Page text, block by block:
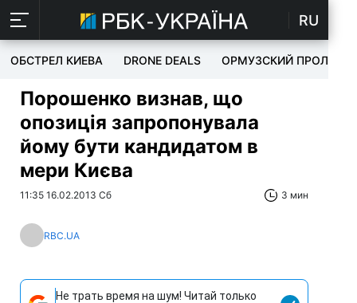
RU
ОБСТРЕЛ КИЕВА DRONE DEALS ОРМУЗСКИЙ ПРОЛИВ
Порошенко визнав, що
опозиція запропонувала
йому бути кандидатом в
мери Києва
11:35 16.02.2013 Сб 3 мин
RBC.UA
Не трать время на шум! Читай только